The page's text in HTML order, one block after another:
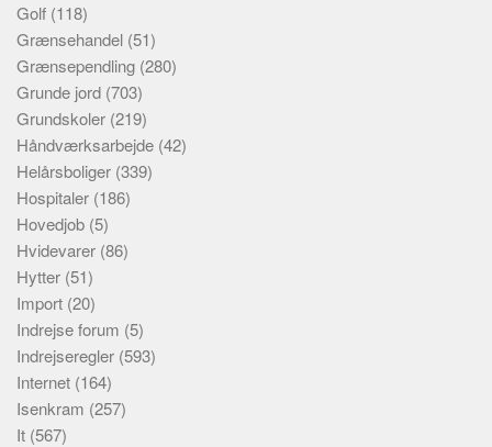
Golf (118)
Grænsehandel (51)
Grænsependling (280)
Grunde jord (703)
Grundskoler (219)
Håndværksarbejde (42)
Helårsboliger (339)
Hospitaler (186)
Hovedjob (5)
Hvidevarer (86)
Hytter (51)
Import (20)
Indrejse forum (5)
Indrejseregler (593)
Internet (164)
Isenkram (257)
It (567)